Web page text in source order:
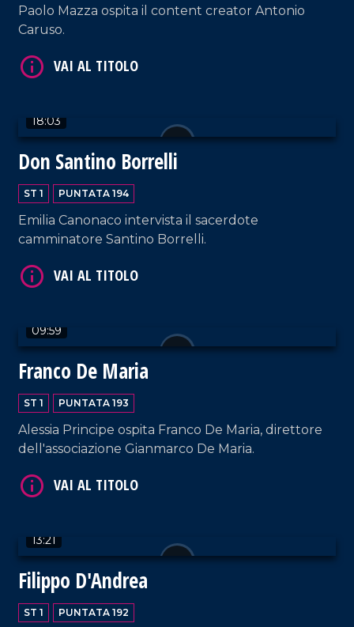
Paolo Mazza ospita il content creator Antonio
Caruso.
18:03
Don Santino Borrelli
ST 1 PUNTATA 194
Emilia Canonaco intervista il sacerdote
camminatore Santino Borrelli.
09:59
Franco De Maria
ST 1 PUNTATA 193
Alessia Principe ospita Franco De Maria, direttore
dell'associazione Gianmarco De Maria.
13:21
Filippo D'Andrea
ST 1 PUNTATA 192
VAI AL TITOLO
VAI AL TITOLO